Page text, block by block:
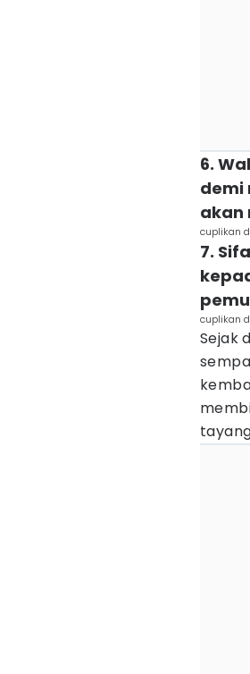
6.
demi
akan
cuplikan
7.
cuplikan
Sejak